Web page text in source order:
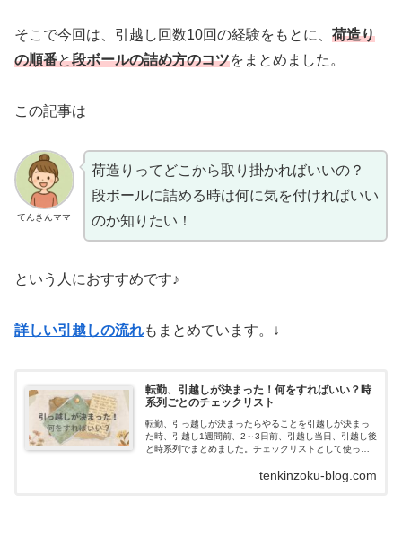
そこで今回は、引越し回数10回の経験をもとに、 荷造り
の順番と段ボールの詰め方のコツをまとめました。
この記事は
てんきんママ
荷造りってどこから取り掛かればいいの？
段ボールに詰める時は何に気を付ければいい
のか知りたい！
という人におすすめです♪
詳しい引越しの流れもまとめています。↓
転勤、引越しが決まった！何をすればいい？時
系列ごとのチェックリスト
転勤、引っ越しが決まったらやることを引越しが決まっ
た時、引越し1週間前、2～3日前、引越し当日、引越し後
と時系列でまとめました。チェックリストとして使って
tenkinzoku-blog.com